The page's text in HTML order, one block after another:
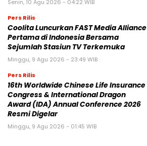
Senin, 10 Agu 2026 - 04:22 WIB
Pers Rilis
Coolita Luncurkan FAST Media Alliance
Pertama di Indonesia Bersama
Sejumlah Stasiun TV Terkemuka
Minggu, 9 Agu 2026 - 23:49 WIB
Pers Rilis
16th Worldwide Chinese Life Insurance
Congress & International Dragon
Award (IDA) Annual Conference 2026
Resmi Digelar
Minggu, 9 Agu 2026 - 01:45 WIB